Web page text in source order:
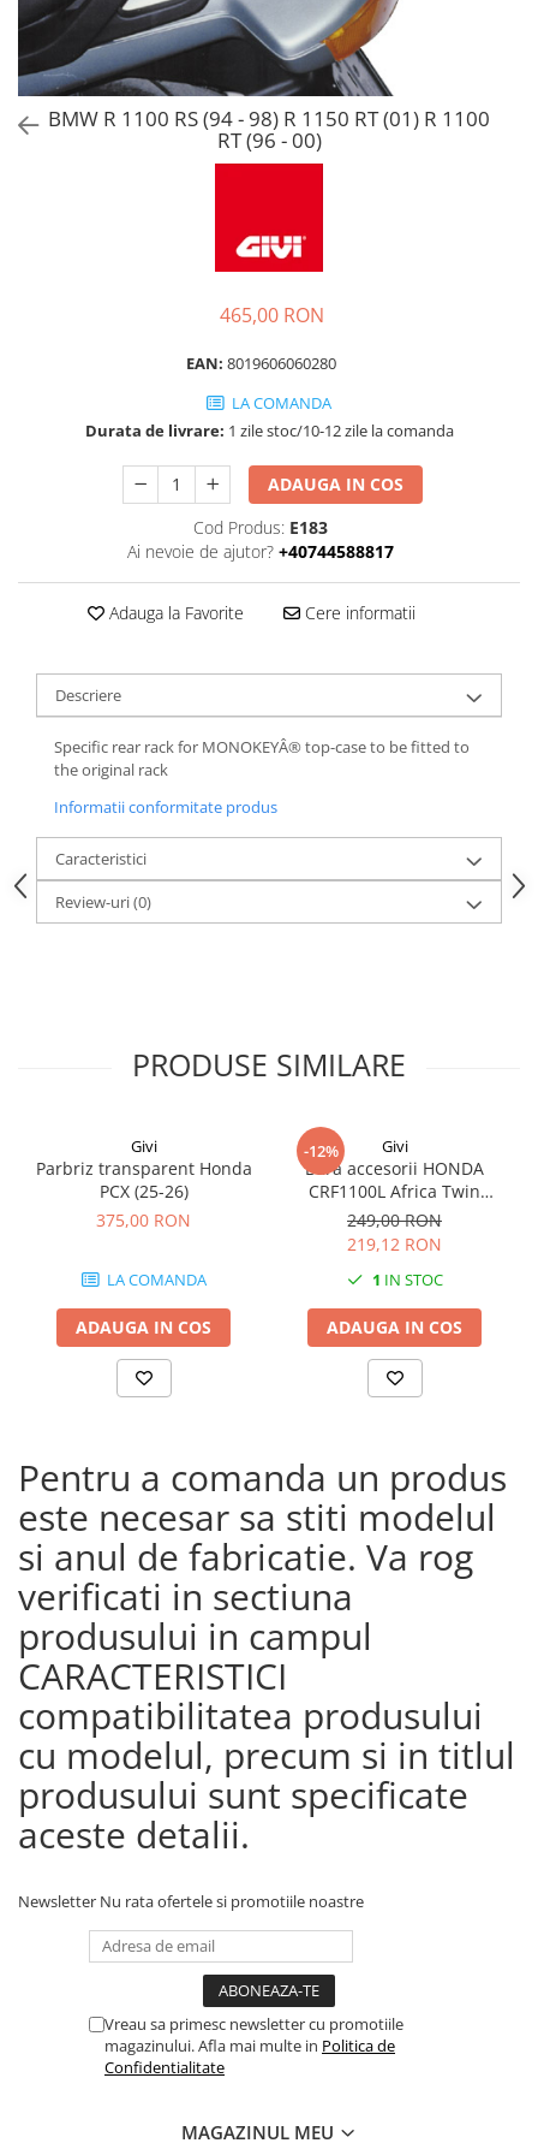
BMW R 1100 RS (94 - 98) R 1150 RT (01) R 1100
RT (96 - 00)
465,00 RON
EAN: 8019606060280
LA COMANDA
Durata de livrare: 1 zile stoc/10-12 zile la comanda
ADAUGA IN COS
Cod Produs: E183
Ai nevoie de ajutor? +40744588817
Adauga la Favorite Cere informatii
Descriere
Specific rear rack for MONOKEYÂ® top-case to be fitted to
the original rack
Informatii conformitate produs
Caracteristici
Review-uri(0)
PRODUSE SIMILARE
Givi
Parbriz transparent Honda
PCX (25-26)
375,00 RON
LA COMANDA
ADAUGA IN COS
-12% Givi
Bara accesorii HONDA
CRF1100L Africa Twin
Adventure Sports (20 - 23)
CRF1100L Africa Twin
Adventure Sports (24)
CRF1100L AFRICA TWIN (24)
CRF1100L Africa Twin (20 -
23)
249,00 RON
219,12 RON
1 IN STOC
ADAUGA IN COS
Pentru a comanda un produs
este necesar sa stiti modelul
si anul de fabricatie. Va rog
verificati in sectiuna
produsului in campul
CARACTERISTICI
compatibilitatea produsului
cu modelul, precum si in titlul
produsului sunt specificate
aceste detalii.
Newsletter Nu rata ofertele si promotiile noastre
Vreau sa primesc newsletter cu promotiile
magazinului. Afla mai multe in Politica de
Confidentialitate
MAGAZINUL MEU